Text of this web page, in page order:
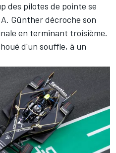
des pilotes de pointe se
Günther décroche son
en terminant troisième.
d'un souffle, à un